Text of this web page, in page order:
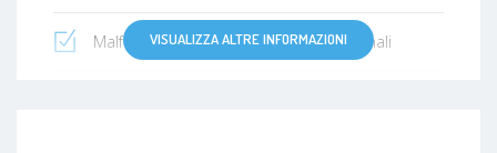
Malformazioni vascolari cerebrali e spinali
VISUALIZZA ALTRE INFORMAZIONI